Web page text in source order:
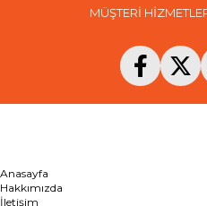
MÜŞTERİ
Anasayfa
Hakkımızda
İletişim